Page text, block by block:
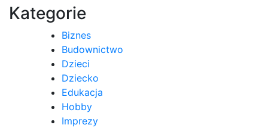
Kategorie
Biznes
Budownictwo
Dzieci
Dziecko
Edukacja
Hobby
Imprezy